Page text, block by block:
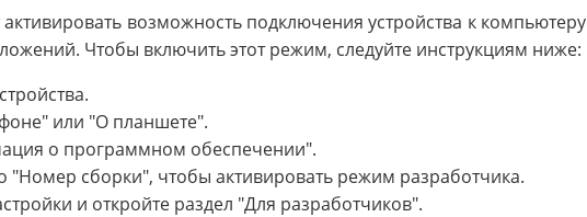
возможность подключения устройства к компьютеру
Чтобы включить этот режим, следуйте инструкциям ниже:
или "О планшете".
о программном обеспечении".
"Номер сборки", чтобы активировать режим разработчика.
и откройте раздел "Для разработчиков".